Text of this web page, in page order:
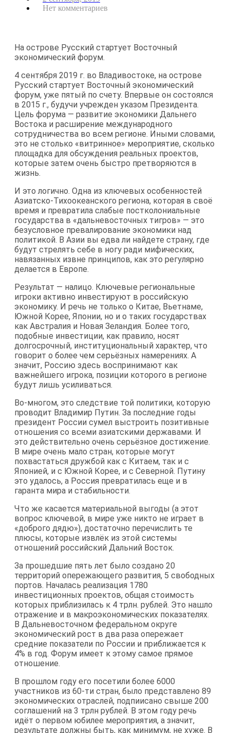
Нет комментариев
На острове Русский стартует Восточный
экономический форум.
4 сентября 2019 г. во Владивостоке, на острове
Русский стартует Восточный экономический
форум, уже пятый по счету. Впервые он состоялся
в 2015 г., будучи учрежден указом Президента.
Цель форума — развитие экономики Дальнего
Востока и расширение международного
сотрудничества во всем регионе. Иными словами,
это не столько «витринное» мероприятие, сколько
площадка для обсуждения реальных проектов,
которые затем очень быстро претворяются в
жизнь.
И это логично. Одна из ключевых особенностей
Азиатско-Тихоокеанского региона, которая в своё
время и превратила слабые постколониальные
государства в «дальневосточных тигров» — это
безусловное превалирование экономики над
политикой. В Азии вы едва ли найдете страну, где
будут стрелять себе в ногу ради мифических,
навязанных извне принципов, как это регулярно
делается в Европе.
Результат — налицо. Ключевые региональные
игроки активно инвестируют в российскую
экономику. И речь не только о Китае, Вьетнаме,
Южной Корее, Японии, но и о таких государствах
как Австралия и Новая Зеландия. Более того,
подобные инвестиции, как правило, носят
долгосрочный, институциональный характер, что
говорит о более чем серьёзных намерениях. А
значит, Россию здесь воспринимают как
важнейшего игрока, позиции которого в регионе
будут лишь усиливаться.
Во-многом, это следствие той политики, которую
проводит Владимир Путин. За последние годы
президент России сумел выстроить позитивные
отношения со всеми азиатскими державами. И
это действительно очень серьёзное достижение.
В мире очень мало стран, которые могут
похвастаться дружбой как с Китаем, так и с
Японией, и с Южной Корее, и с Северной. Путину
это удалось, а Россия превратилась еще и в
гаранта мира и стабильности.
Что же касается материальной выгоды (а этот
вопрос ключевой, в мире уже никто не играет в
«доброго дядю»), достаточно перечислить те
плюсы, которые извлёк из этой системы
отношений российский Дальний Восток.
За прошедшие пять лет было создано 20
территорий опережающего развития, 5 свободных
портов. Началась реализация 1780
инвестиционных проектов, общая стоимость
которых приблизилась к 4 трлн. рублей. Это нашло
отражение и в макроэкономических показателях.
В Дальневосточном федеральном округе
экономический рост в два раза опережает
средние показатели по России и приближается к
4% в год. Форум имеет к этому самое прямое
отношение.
В прошлом году его посетили более 6000
участников из 60-ти стран, было представлено 89
экономических отраслей, подпиисано свыше 200
соглашений на 3 трлн рублей. В этом году речь
идёт о первом юбилее мероприятия, а значит,
результате должны быть, как минимум, не хуже. В